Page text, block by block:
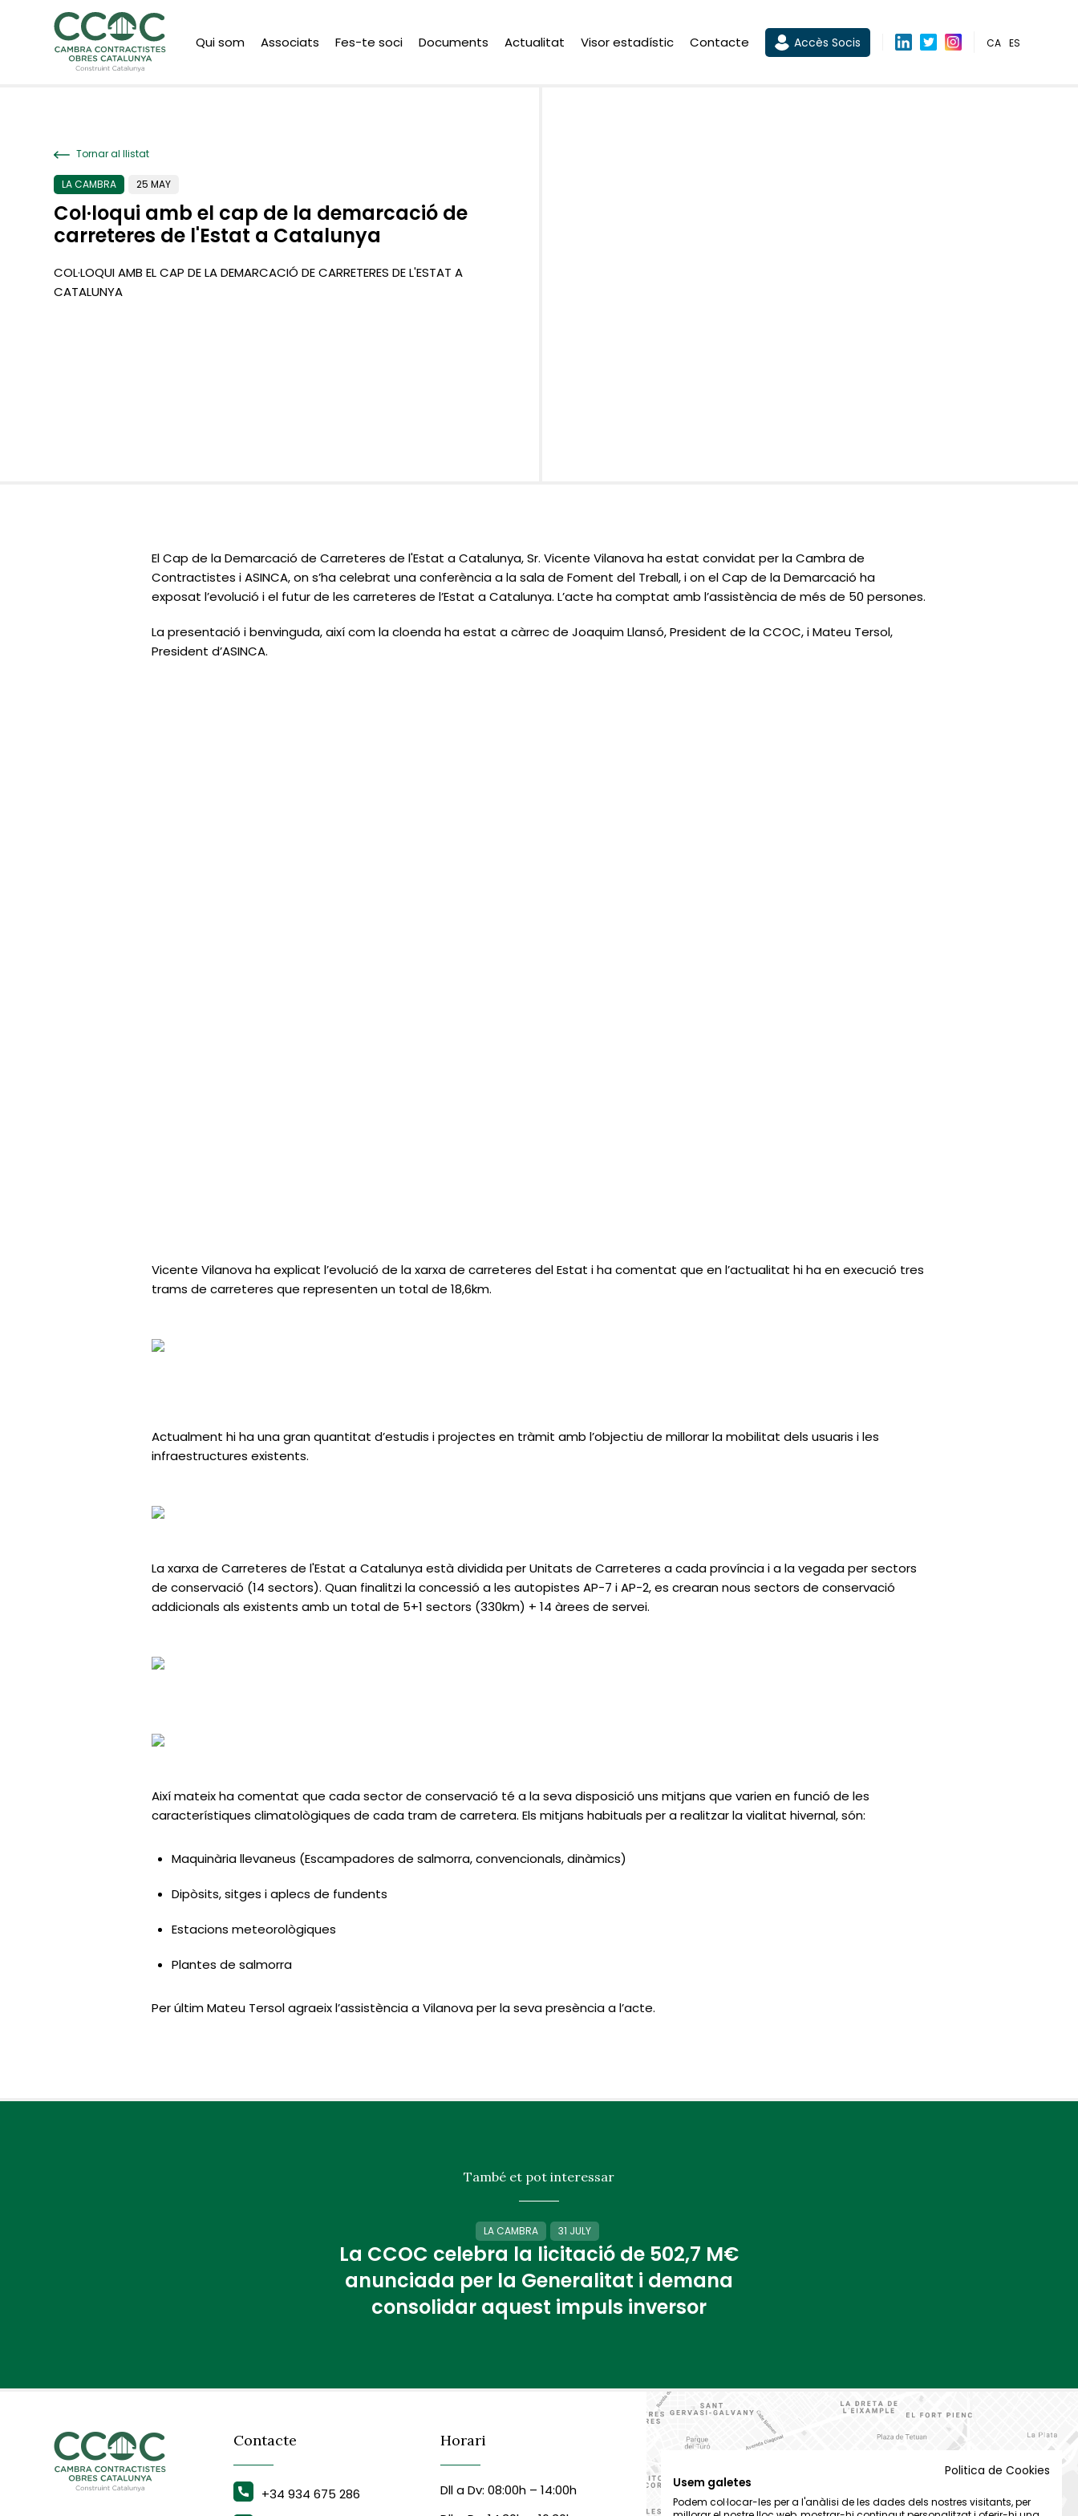
Qui som Associats Fes-te soci Documents Actualitat Visor estadístic Contacte Accès Socis CA ES
Tornar al llistat
LA CAMBRA 25 MAY
Col·loqui amb el cap de la demarcació de
carreteres de l'Estat a Catalunya
COL·LOQUI AMB EL CAP DE LA DEMARCACIÓ DE CARRETERES DE L'ESTAT A
CATALUNYA
El Cap de la Demarcació de Carreteres de l'Estat a Catalunya, Sr. Vicente Vilanova ha estat convidat per la Cambra de
Contractistes i ASINCA, on s’ha celebrat una conferència a la sala de Foment del Treball, i on el Cap de la Demarcació ha
exposat l’evolució i el futur de les carreteres de l’Estat a Catalunya. L’acte ha comptat amb l’assistència de més de 50 persones.
La presentació i benvinguda, així com la cloenda ha estat a càrrec de Joaquim Llansó, President de la CCOC, i Mateu Tersol,
President d’ASINCA.
Vicente Vilanova ha explicat l’evolució de la xarxa de carreteres del Estat i ha comentat que en l’actualitat hi ha en execució tres
trams de carreteres que representen un total de 18,6km.
Actualment hi ha una gran quantitat d’estudis i projectes en tràmit amb l’objectiu de millorar la mobilitat dels usuaris i les
infraestructures existents.
La xarxa de Carreteres de l'Estat a Catalunya està dividida per Unitats de Carreteres a cada província i a la vegada per sectors
de conservació (14 sectors). Quan finalitzi la concessió a les autopistes AP-7 i AP-2, es crearan nous sectors de conservació
addicionals als existents amb un total de 5+1 sectors (330km) + 14 àrees de servei.
Així mateix ha comentat que cada sector de conservació té a la seva disposició uns mitjans que varien en funció de les
característiques climatològiques de cada tram de carretera. Els mitjans habituals per a realitzar la vialitat hivernal, són:
Maquinària llevaneus (Escampadores de salmorra, convencionals, dinàmics)
Dipòsits, sitges i aplecs de fundents
Estacions meteorològiques
Plantes de salmorra
Per últim Mateu Tersol agraeix l’assistència a Vilanova per la seva presència a l’acte.
També et pot interessar
LA CAMBRA 31 JULY
La CCOC celebra la licitació de 502,7 M€
anunciada per la Generalitat i demana
consolidar aquest impuls inversor
Contacte
+34 934 675 286
Horari
Dll a Dv: 08:00h – 14:00h
Politica de Cookies
Usem galetes
Podem col·locar-les per a l'anàlisi de les dades dels nostres visitants, per